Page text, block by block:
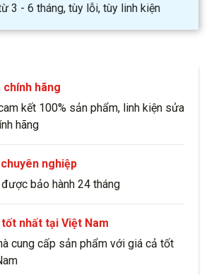
3 - 6 tháng, tùy lỗi, tùy linh kiện
chính hãng
kết 100% sản phẩm, linh kiện sửa
hãng
nghiệp
bảo hành 24 tháng
nhất tại Việt Nam
cung cấp sản phẩm với giá cả tốt